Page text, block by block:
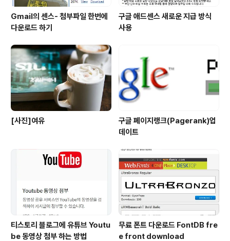
Gmail의 센스- 첨부파일 한번에
다운로드 하기
구글 애드센스 새로운 지급 방식
사용
[사진]여유
구글 페이지랭크(Pagerank)업
데이트
티스토리 블로그에 유튜브 Youtu
be 동영상 첨부 하는 방법
무료 폰트 다운로드 FontDB fre
e front download